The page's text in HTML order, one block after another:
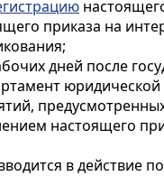
приказа на
дней после
настоящего
в действие